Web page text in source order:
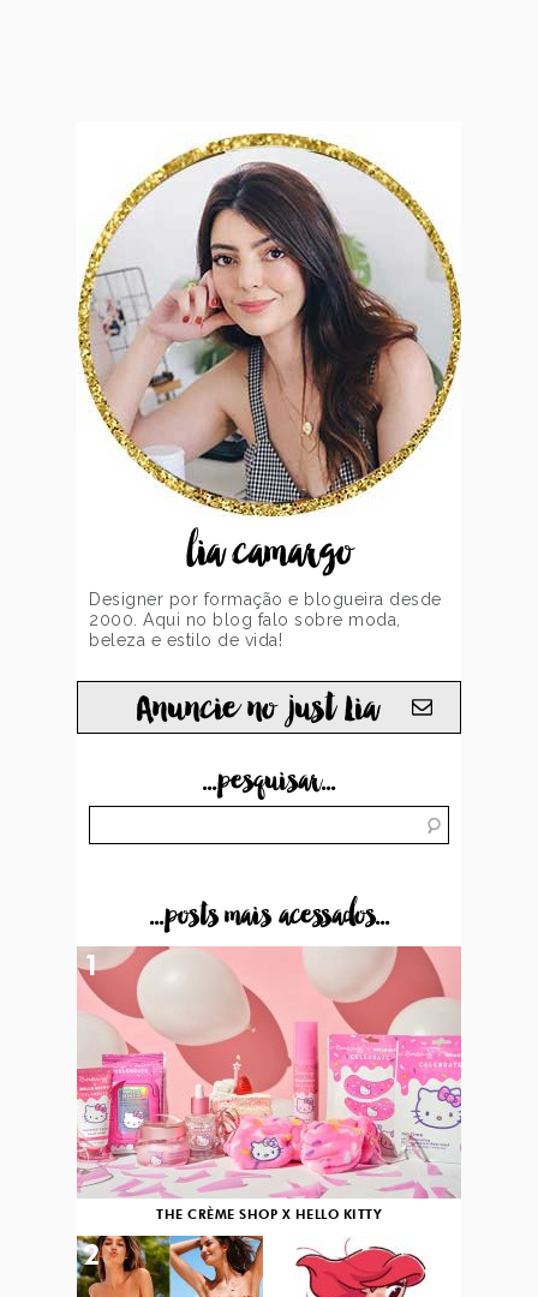
lia camargo
Designer por formação e blogueira desde
2000. Aqui no blog falo sobre moda,
beleza e estilo de vida!
Anuncie no just Lia
...pesquisar...
...posts mais acessados...
THE CRÈME SHOP X HELLO KITTY
1
2 3